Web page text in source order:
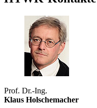
Prof. Dr.-Ing.
Klaus Holschemacher